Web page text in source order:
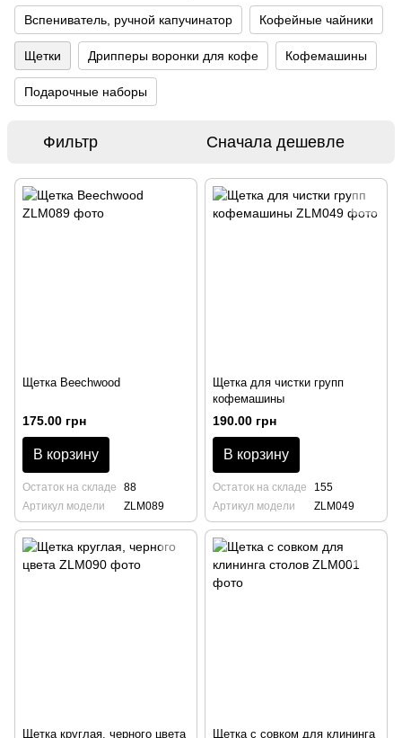
Вспениватель, ручной капучинатор Кофейные чайники
Щетки Дрипперы воронки для кофе Кофемашины
Подарочные наборы
Фильтр Сначала дешевле
Щетка Beechwood
175.00 грн
В корзину
Остаток на складе
88
Артикул модели
ZLM089
Щетка для чистки групп
кофемашины
190.00 грн
В корзину
Остаток на складе
155
Артикул модели
ZLM049
Щетка круглая, черного цвета
Щетка с совком для клининга